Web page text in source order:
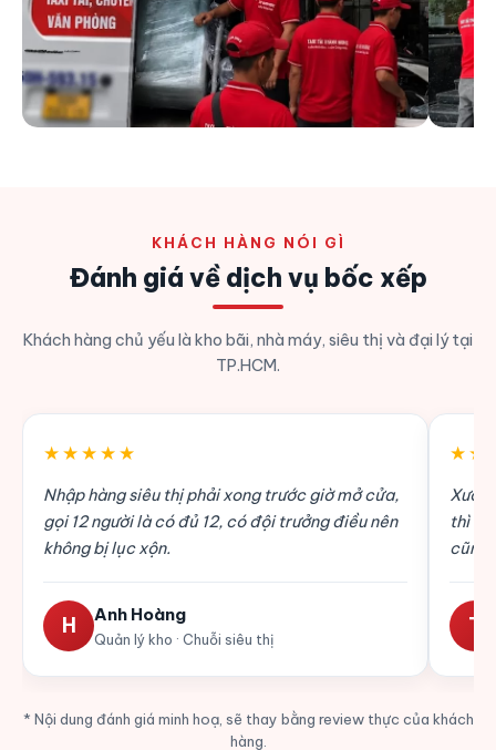
KHÁCH HÀNG NÓI GÌ
Đánh giá về dịch vụ bốc xếp
Khách hàng chủ yếu là kho bãi, nhà máy, siêu thị và đại lý tại
TP.HCM.
★★★★★
Nhập hàng siêu thị phải xong trước giờ mở cửa,
gọi 12 người là có đủ 12, có đội trưởng điều nên
không bị lục xộn.
H Anh Hoàng
Quản lý kho · Chuỗi siêu thị
thì
cũng
T
* Nội dung đánh giá minh hoạ, sẽ thay bằng review thực của khách
hàng.